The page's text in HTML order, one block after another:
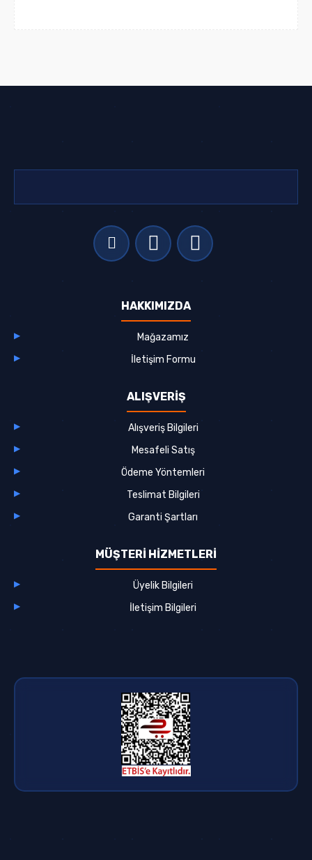
HAKKIMIZDA
Mağazamız
İletişim Formu
ALIŞVERİŞ
Alışveriş Bilgileri
Mesafeli Satış
Ödeme Yöntemleri
Teslimat Bilgileri
Garanti Şartları
MÜŞTERİ HİZMETLERİ
Üyelik Bilgileri
İletişim Bilgileri